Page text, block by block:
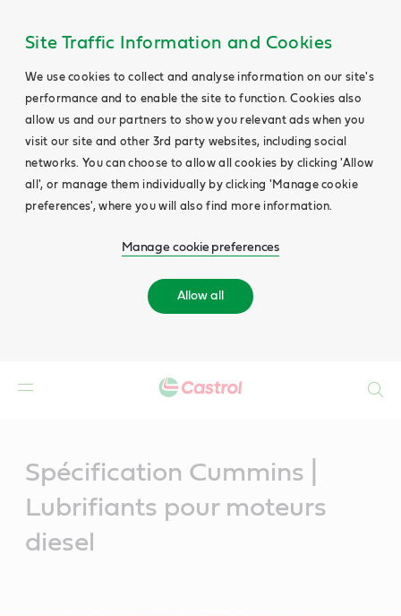
Site Traffic Information and Cookies
We use cookies to collect and analyse information on our site's
performance and to enable the site to function. Cookies also
allow us and our partners to show you relevant ads when you
visit our site and other 3rd party websites, including social
networks. You can choose to allow all cookies by clicking 'Allow
all', or manage them individually by clicking 'Manage cookie
preferences', where you will also find more information.
Manage cookie preferences
Allow all
Spécification Cummins |
Lubrifiants pour moteurs
diesel